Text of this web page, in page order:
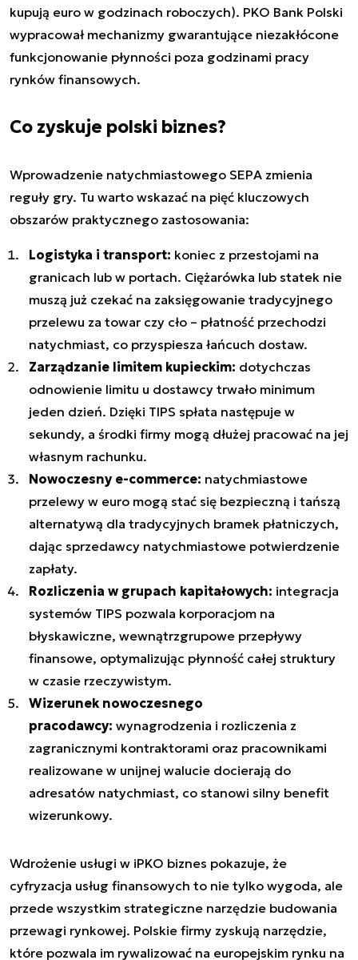
kupują euro w godzinach roboczych). PKO Bank Polski
wypracował mechanizmy gwarantujące niezakłócone
funkcjonowanie płynności poza godzinami pracy
rynków finansowych.
Co zyskuje polski biznes?
Wprowadzenie natychmiastowego SEPA zmienia
reguły gry. Tu warto wskazać na pięć kluczowych
obszarów praktycznego zastosowania:
Logistyka i transport: koniec z przestojami na
granicach lub w portach. Ciężarówka lub statek nie
muszą już czekać na zaksięgowanie tradycyjnego
przelewu za towar czy cło – płatność przechodzi
natychmiast, co przyspiesza łańcuch dostaw.
Zarządzanie limitem kupieckim: dotychczas
odnowienie limitu u dostawcy trwało minimum
jeden dzień. Dzięki TIPS spłata następuje w
sekundy, a środki firmy mogą dłużej pracować na jej
własnym rachunku.
Nowoczesny e-commerce: natychmiastowe
przelewy w euro mogą stać się bezpieczną i tańszą
alternatywą dla tradycyjnych bramek płatniczych,
dając sprzedawcy natychmiastowe potwierdzenie
zapłaty.
Rozliczenia w grupach kapitałowych: integracja
systemów TIPS pozwala korporacjom na
błyskawiczne, wewnątrzgrupowe przepływy
finansowe, optymalizując płynność całej struktury
w czasie rzeczywistym.
Wizerunek nowoczesnego
pracodawcy: wynagrodzenia i rozliczenia z
zagranicznymi kontraktorami oraz pracownikami
realizowane w unijnej walucie docierają do
adresatów natychmiast, co stanowi silny benefit
wizerunkowy.
Wdrożenie usługi w iPKO biznes pokazuje, że
cyfryzacja usług finansowych to nie tylko wygoda, ale
przede wszystkim strategiczne narzędzie budowania
przewagi rynkowej. Polskie firmy zyskują narzędzie,
które pozwala im rywalizować na europejskim rynku na